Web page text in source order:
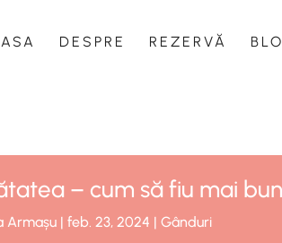
DESPRE REZERVĂ
– cum să fiu mai bun
Armașu | feb. 23, 2024 | Gânduri